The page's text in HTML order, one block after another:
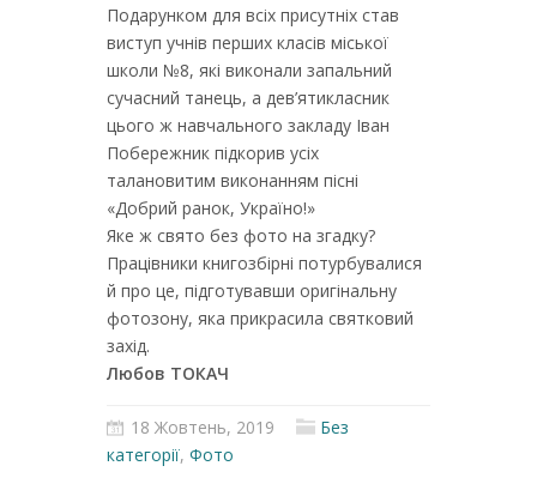
Подарунком для всіх присутніх став
виступ учнів перших класів міської
школи №8, які виконали запальний
сучасний танець, а дев’ятикласник
цього ж навчального закладу Іван
Побережник підкорив усіх
талановитим виконанням пісні
«Добрий ранок, Україно!»
Яке ж свято без фото на згадку?
Працівники книгозбірні потурбувалися
й про це, підготувавши оригінальну
фотозону, яка прикрасила святковий
захід.
Любов ТОКАЧ
18 Жовтень, 2019
Без
категорії, Фото